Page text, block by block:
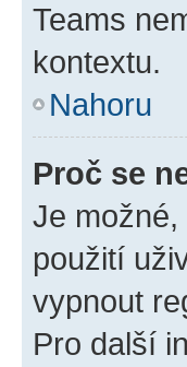
Teams
kontextu.
Nahoru
Proč se
Je
použití
vypnout
Pro další